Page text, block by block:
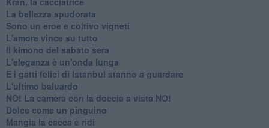
La bellezza spudorata
Sono un eroe e coltivo vigneti
L'amore vince su tutto
Il kimono del sabato sera
L'eleganza è un'onda lunga
E i gatti felici di Istanbul stanno a guardare
L'ultimo baluardo
NO! La camera con la doccia a vista NO!
Dolce come un pinguino
Mangia la cacca e ridi